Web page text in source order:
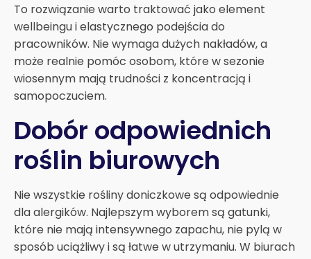
To rozwiązanie warto traktować jako element
wellbeingu i elastycznego podejścia do
pracowników. Nie wymaga dużych nakładów, a
może realnie pomóc osobom, które w sezonie
wiosennym mają trudności z koncentracją i
samopoczuciem.
Dobór odpowiednich
roślin biurowych
Nie wszystkie rośliny doniczkowe są odpowiednie
dla alergików. Najlepszym wyborem są gatunki,
które nie mają intensywnego zapachu, nie pylą w
sposób uciążliwy i są łatwe w utrzymaniu. W biurach